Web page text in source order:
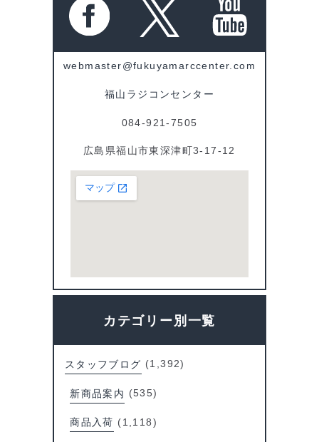
e e
k
d
i
t g
n
t
webmaster@fukuyamarccenter.com
福山ラジコンセンター
084-921-7505
広島県福山市東深津町3-17-12
カテゴリー別一覧
スタッフブログ (1,392)
新商品案内 (535)
商品入荷 (1,118)